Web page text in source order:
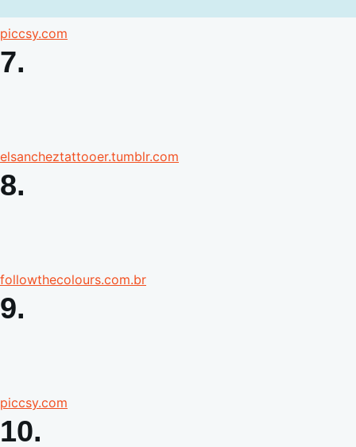
piccsy.com
7.
elsancheztattooer.tumblr.com
8.
followthecolours.com.br
9.
piccsy.com
10.